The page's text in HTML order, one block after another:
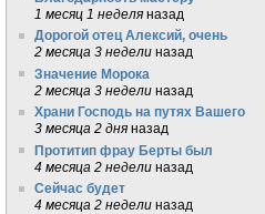
1 месяц 1 неделя назад
Дорогой отец Алексий, очень
2 месяца 3 недели назад
Значение Морока
2 месяца 3 недели назад
Храни Господь на путях Вашего
3 месяца 2 дня назад
Протитип фрау Берты был
4 месяца 2 недели назад
Сейчас будет
4 месяца 2 недели назад